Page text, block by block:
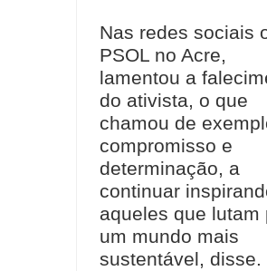
Nas redes sociais
PSOL no Acre,
lamentou a
do ativista, o que
chamou de
compromisso e
determinação, a
continuar
aqueles que lutam
um mundo mais
sustentável, disse.